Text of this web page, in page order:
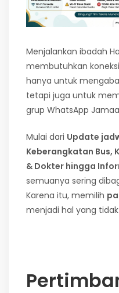
Menjalankan ibadah
membutuhkan
hanya untuk
tetapi juga untuk
grup WhatsApp
Mulai dari Update
Keberangkatan Bus,
& Dokter hingga
semuanya sering
Karena itu, memilih
menjadi hal yang